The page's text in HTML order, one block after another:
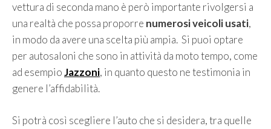
vettura di seconda mano è però importante rivolgersi a
una realtà che possa proporre numerosi veicoli usati,
in modo da avere una scelta più ampia. Si puoi optare
per autosaloni che sono in attività da moto tempo, come
ad esempioJazzoni, in quanto questo ne testimonia in
genere l’affidabilità.
Si potrà così scegliere l’auto che si desidera, tra quelle